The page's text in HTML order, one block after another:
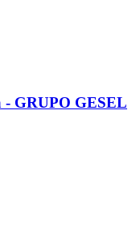
- GRUPO GESEL